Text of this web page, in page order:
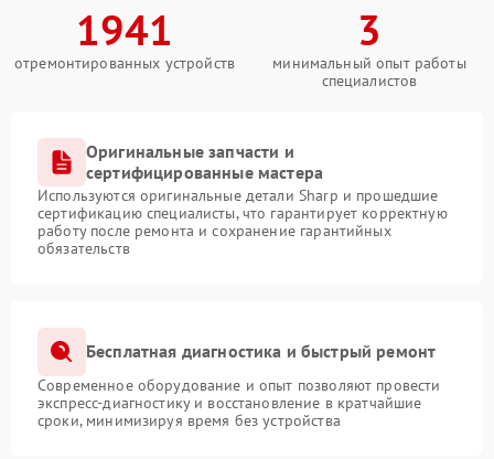
1941
отремонтированных устройств
3
минимальный опыт работы
специалистов
Оригинальные запчасти и
сертифицированные мастера
Используются оригинальные детали Sharp и прошедшие
сертификацию специалисты, что гарантирует корректную
работу после ремонта и сохранение гарантийных
обязательств
Бесплатная диагностика и быстрый ремонт
Современное оборудование и опыт позволяют провести
экспресс-диагностику и восстановление в кратчайшие
сроки, минимизируя время без устройства